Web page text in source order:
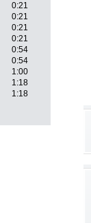
0:21
0:21
0:21
0:21
0:54
0:54
1:00
1:18
1:18